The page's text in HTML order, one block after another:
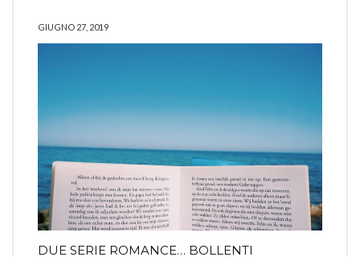
GIUGNO 27, 2019
DUE SERIE ROMANCE… BOLLENTI